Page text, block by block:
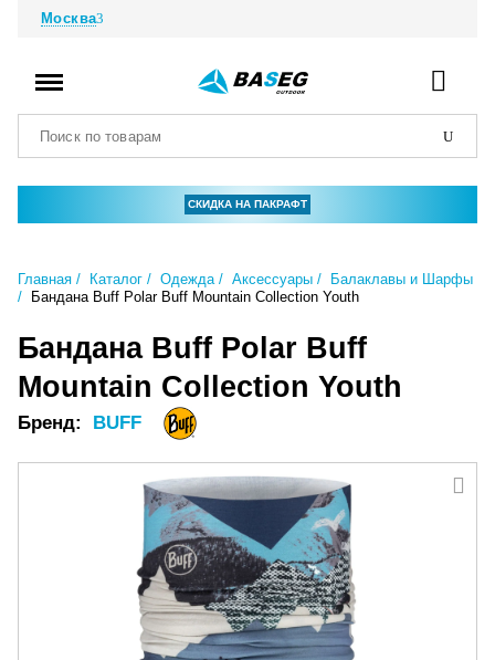
Москва
СКИДКА НА ПАКРАФТ
Главная Каталог Одежда Аксессуары
Балаклавы и Шарфы
Бандана Buff Polar Buff Mountain Collection Youth
Бандана Buff Polar Buff
Mountain Collection Youth
Бренд: BUFF